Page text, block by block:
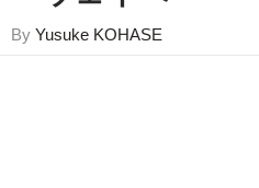
By Yusuke KOHASE